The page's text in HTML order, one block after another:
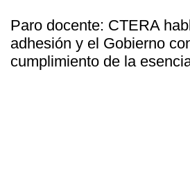
Paro docente: CTERA
adhesión y el Gobierno
cumplimiento de la